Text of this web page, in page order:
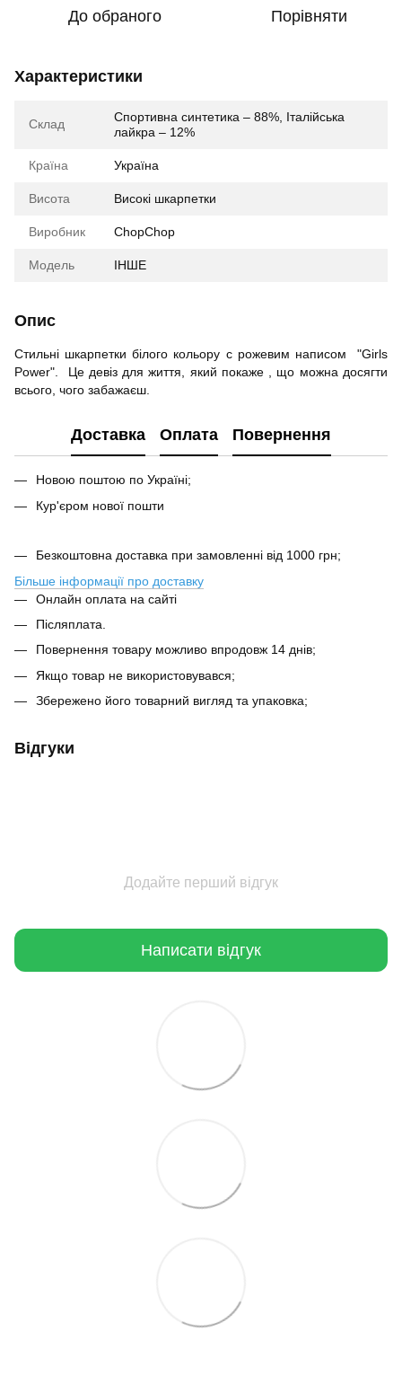
До обраного Порівняти
Характеристики
Склад
Спортивна синтетика – 88%, Італійська
лайкра – 12%
Країна Україна
Висота Високі шкарпетки
Виробник ChopChop
Модель ІНШЕ
Опис
Стильні шкарпетки білого кольору с рожевим написом "Girls
Power". Це девіз для життя, який покаже , що можна досягти
всього, чого забажаєш.
Доставка Оплата Повернення
Новою поштою по Україні;
Кур'єром нової пошти
Безкоштовна доставка при замовленні від 1000 грн;
Більше інформації про доставку
Онлайн оплата на сайті
Післяплата.
Повернення товару можливо впродовж 14 днів;
Якщо товар не використовувався;
Збережено його товарний вигляд та упаковка;
Відгуки
Додайте перший відгук
Написати відгук